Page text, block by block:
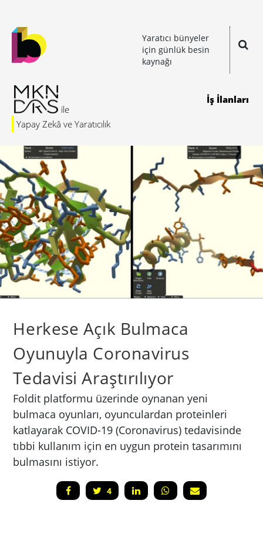
Yaratıcı bünyeler
için günlük besin
kaynağı
Yapay Zekâ ve Yaratıcılık
İş İlanları
Herkese Açık Bulmaca
Oyunuyla Coronavirus
Tedavisi Araştırılıyor
Foldit platformu üzerinde oynanan yeni
bulmaca oyunları, oyunculardan proteinleri
katlayarak COVID-19 (Coronavirus) tedavisinde
tıbbi kullanım için en uygun protein tasarımını
bulmasını istiyor.
4